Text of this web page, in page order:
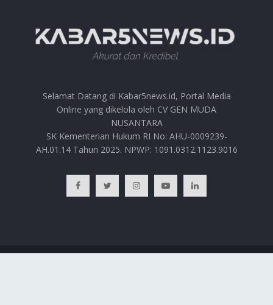
Selamat Datang di Kabar5news.id, Portal Media
Online yang dikelola oleh CV GEN MUDA
NUSANTARA
SK Kementerian Hukum RI No: AHU-0009239-
AH.01.14 Tahun 2025. NPWP: 1091.0312.1123.9016